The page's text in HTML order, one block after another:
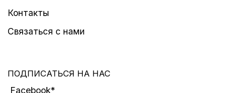
Контакты
Связаться с нами
ПОДПИСАТЬСЯ НА НАС
Facebook*